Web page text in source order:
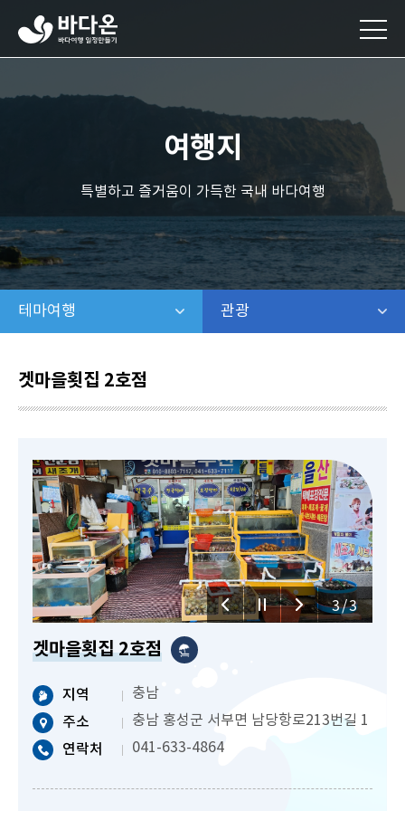
다
온
다
기
여행지
특별하고 즐거움이 가득한 국내 바다여행
테마여행 같은 레벨 메뉴 보기 관광
겟마을횟집 2호점
3/3
겟마을횟집 2호점
지역
충남
주소
충남 홍성군 서부면 남당항로213번길 1
연락처
041-633-4864